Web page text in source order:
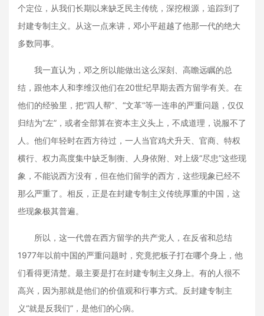
个定位，从我们长期以来缺乏民主传统，深挖根源，追踪到了
封建专制主义。从这一点来讲，邓小平超越了他那一代的绝大
多数同事。
我一直认为，邓之所以能做出这么深刻、高瞻远瞩的总
结，跟他本人和李维汉他们在20世纪早期去西方留学有关。在
他们的经验里，把“四人帮”、“文革”等一连串的严重问题，仅仅
归结为“左”，或者全部算在资本主义头上，不成道理，说服不了
人。他们年轻时在西方待过，一人当官鸡犬升天、官商、特权
横行、权力高度集中缺乏制衡、人身依附、对上级“尽忠”这些现
象，不能说西方没有，但在他们留学的西方，这些现象已经不
那么严重了。相反，正是在封建专制主义传统厚重的中国，这
些现象极其普遍。
所以，这一代曾在西方留学的共产党人，在反省和总结
1977年以前中国的严重问题时，究竟把板子打在哪个身上，他
们看得更清楚。最主要是打在封建专制主义身上。有的人很不
高兴，因为那就是他们的价值观和行事方式。反封建专制主
义“就是反我们”，是他们的心病。